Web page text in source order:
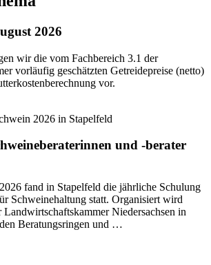
2026
wir die vom Fachbereich 3.1 der
vorläufig geschätzten Getreidepreise (netto)
vor.
und -berater
fand in Stapelfeld die jährliche Schulung
Schweinehaltung statt. Organisiert wird
Landwirtschaftskammer Niedersachsen in
Beratungsringen und …